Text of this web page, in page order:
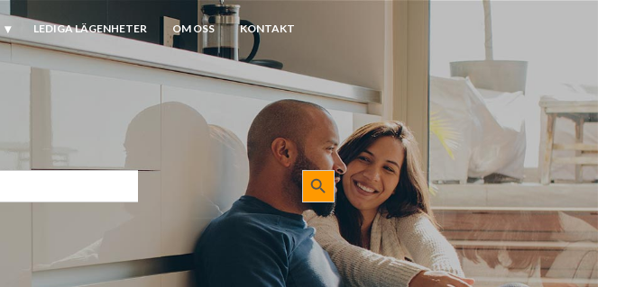
LEDIGA LÄGENHETER OM OSS KONTAKT
Sökknapp